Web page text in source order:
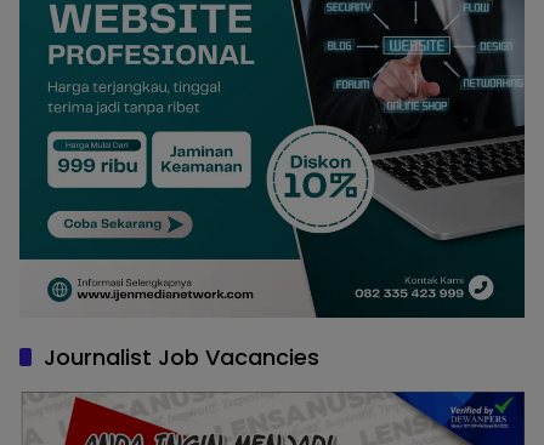
Journalist Job Vacancies